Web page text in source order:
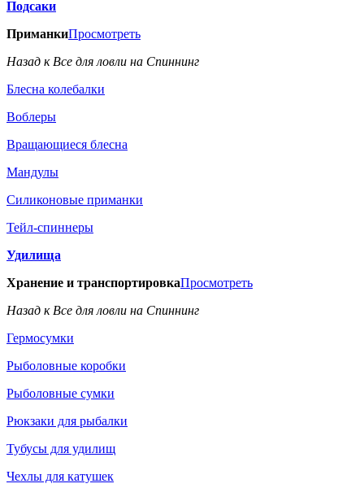
Подсаки
ПриманкиПросмотреть
Назад к Все для ловли на Спиннинг
Блесна колебалки
Воблеры
Вращающиеся блесна
Мандулы
Силиконовые приманки
Тейл-спиннеры
Удилища
Хранение и транспортировкаПросмотреть
Назад к Все для ловли на Спиннинг
Гермосумки
Рыболовные коробки
Рыболовные сумки
Рюкзаки для рыбалки
Тубусы для удилищ
Чехлы для катушек